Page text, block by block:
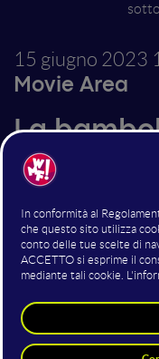
15 giugno 2023
Movie Area
La
Mia ha 16 anni e
principe azzurro
Ma chi è in realtà
un corto che fa
come evento
Internazionale